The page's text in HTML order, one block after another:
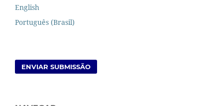
English
Português (Brasil)
ENVIAR SUBMISSÃO